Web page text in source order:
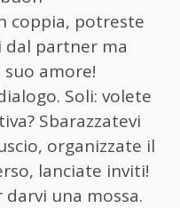
coppia, potreste
dal partner ma
amore!
Soli: volete
Sbarazzatevi
organizzate il
lanciate inviti!
darvi una mossa.